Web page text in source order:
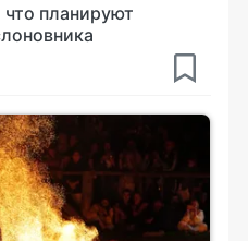
что планируют